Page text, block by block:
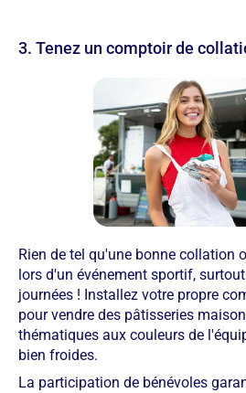
3. Tenez un comptoir de
Rien de tel qu'une bonne collation
lors d'un événement sportif,
journées ! Installez votre propre
pour vendre des pâtisseries
thématiques aux couleurs de
bien froides.
La participation de bénévoles